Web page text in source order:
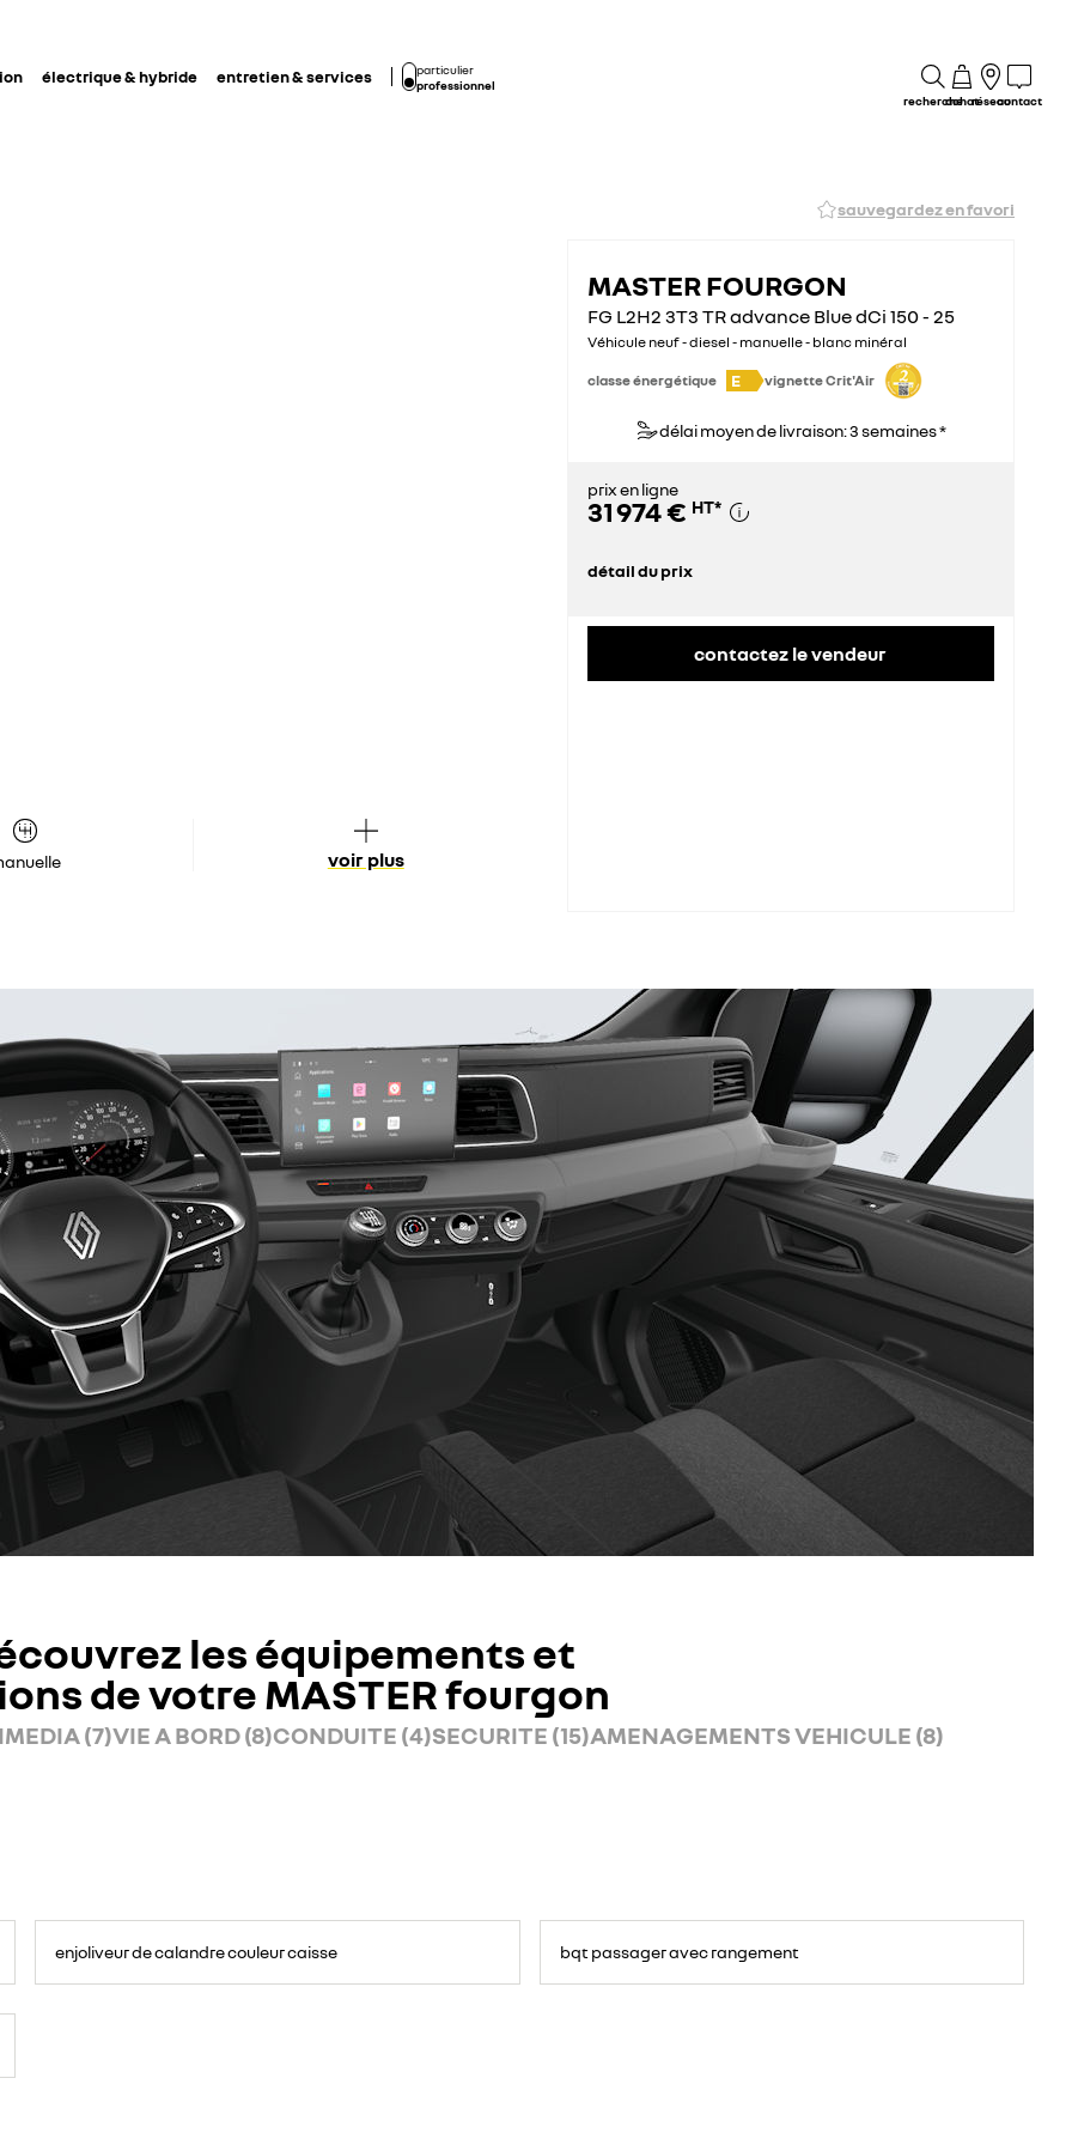
électrique & hybride entretien & services
particulier
professionnel
rechercheachatréseaucontact
sauvegardez en favori
voir plus
MASTER FOURGON
FG L2H2 3T3 TR advance Blue dCi 150 - 25
Véhicule neuf - diesel - manuelle - blanc minéral
classe énergétique E vignette Crit'Air
délai moyen de livraison: 3 semaines *
prix en ligne
31 974 € HT*
détail du prix
contactez le vendeur
les équipements et
de votre MASTER fourgon
(7)VIE A BORD (8)CONDUITE (4)SECURITE (15)AMENAGEMENTS VEHICULE (8)
enjoliveur de calandre couleur caisse bqt passager avec rangement